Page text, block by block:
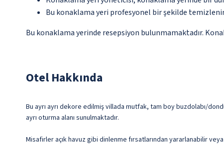
Bu konaklama yeri profesyonel bir şekilde
Bu konaklama yerinde resepsiyon bulunmamaktadır.
Otel Hakkında
Bu ayrı ayrı dekore edilmiş villada mutfak, tam boy buzdolabı/
ayrı oturma alanı sunulmaktadır.
Misafirler açık havuz gibi dinlenme fırsatlarından yararlanabilir